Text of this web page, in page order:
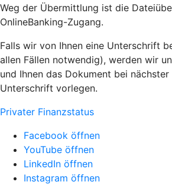
Weg der Übermittlung ist die
OnlineBanking-Zugang.
Falls wir von Ihnen eine Unterschrift
allen Fällen notwendig), werden wir
und Ihnen das Dokument bei
Unterschrift vorlegen.
Privater Finanzstatus
Facebook öffnen
YouTube öffnen
LinkedIn öffnen
Instagram öffnen